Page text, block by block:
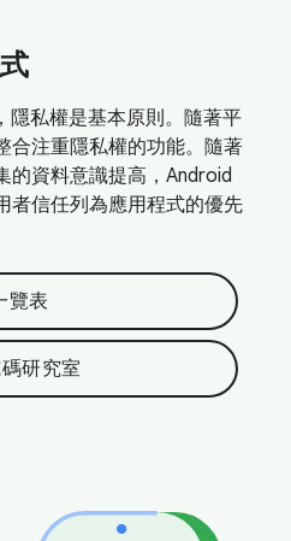
隱私權是基本原則。隨著平
合注重隱私權的功能。隨著
的資料意識提高，Android
者信任列為應用程式的優先
覽表
研究室